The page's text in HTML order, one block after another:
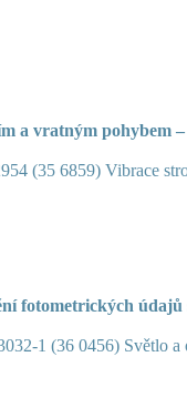
a vratným pohybem
(35 6859) Vibrace
fotometrických
1 (36 0456) Světlo